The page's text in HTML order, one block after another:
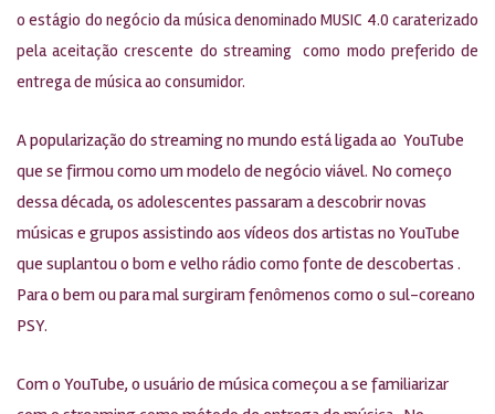
o estágio do negócio da música denominado MUSIC 4.0 caraterizado
pela aceitação crescente do streaming como modo preferido de
entrega de música ao consumidor.
A popularização do streaming no mundo está ligada ao YouTube
que se firmou como um modelo de negócio viável. No começo
dessa década, os adolescentes passaram a descobrir novas
músicas e grupos assistindo aos vídeos dos artistas no YouTube
que suplantou o bom e velho rádio como fonte de descobertas .
Para o bem ou para mal surgiram fenômenos como o sul-coreano
PSY.
Com o YouTube, o usuário de música começou a se familiarizar